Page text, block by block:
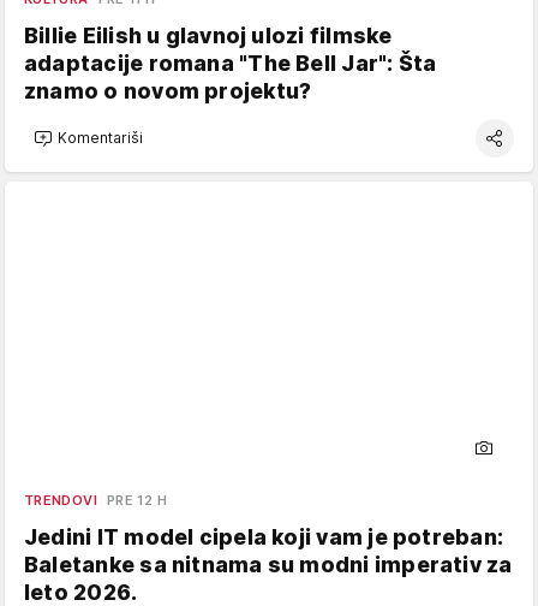
Billie Eilish u glavnoj ulozi filmske
adaptacije romana "The Bell Jar": Šta
znamo o novom projektu?
Komentariši
TRENDOVI PRE 12 H
Jedini IT model cipela koji vam je potreban:
Baletanke sa nitnama su modni imperativ za
leto 2026.